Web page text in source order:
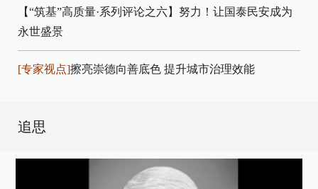
【“筑基”高质量·系列评论之六】努力！让国泰民安成为
永世盛景
[专家视点]擦亮崇德向善底色 提升城市治理效能
追思